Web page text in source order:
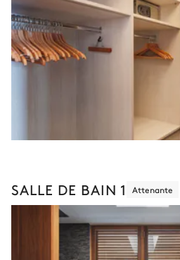
SALLE DE BAIN 1 Attenante